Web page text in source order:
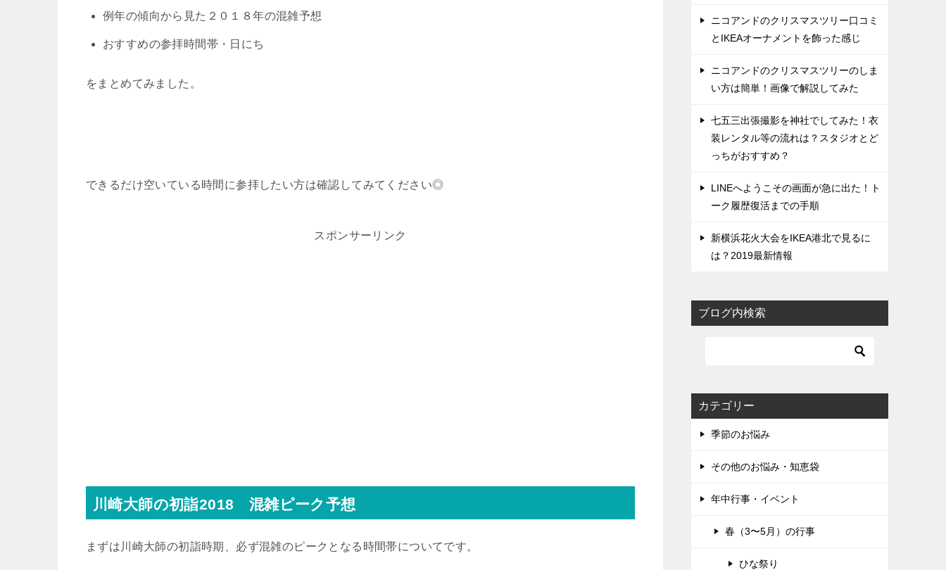
例年の傾向から見た２０１８年の混雑予想
おすすめの参拝時間帯・日にち
をまとめてみました。
できるだけ空いている時間に参拝したい方は確認してみてください◎
スポンサーリンク
川崎大師の初詣2018 混雑ピーク予想
まずは川崎大師の初詣時期、必ず混雑のピークとなる時間帯についてです。
ニコアンドのクリスマスツリー口コミ
とIKEAオーナメントを飾った感じ
ニコアンドのクリスマスツリーのしま
い方は簡単！画像で解説してみた
七五三出張撮影を神社でしてみた！衣
装レンタル等の流れは？スタジオとど
っちがおすすめ？
LINEへようこその画面が急に出た！ト
ーク履歴復活までの手順
新横浜花火大会をIKEA港北で見るに
は？2019最新情報
ブログ内検索
カテゴリー
季節のお悩み
その他のお悩み・知恵袋
年中行事・イベント
春（3〜5月）の行事
ひな祭り